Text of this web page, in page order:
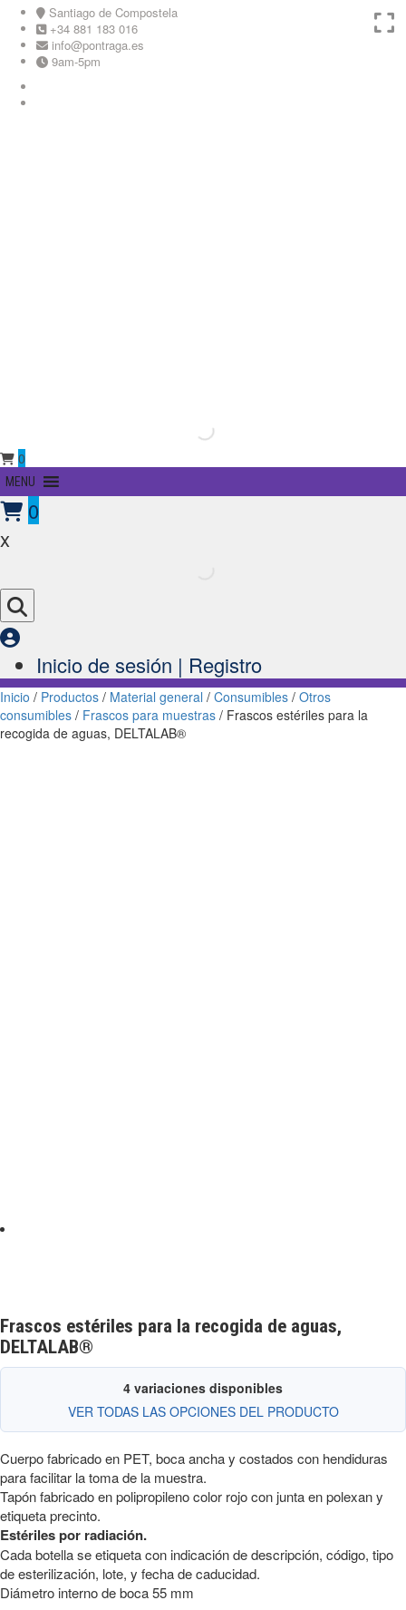
Skip
content
Santiago de Compostela
+34 881 183 016
info@pontraga.es
9am-5pm
0
Primary
Menu
MENU
0
x
Inicio de sesión | Registro
Inicio / Productos / Material general / Consumibles / Otros
consumibles / Frascos para muestras / Frascos estériles para la
recogida de aguas, DELTALAB®
Frascos estériles para la recogida de aguas,
DELTALAB®
4 variaciones disponibles
VER TODAS LAS OPCIONES DEL PRODUCTO
Cuerpo fabricado en PET, boca ancha y costados con hendiduras
para facilitar la toma de la muestra.
Tapón fabricado en polipropileno color rojo con junta en polexan y
etiqueta precinto.
Estériles por radiación.
Cada botella se etiqueta con indicación de descripción, código, tipo
de esterilización, lote, y fecha de caducidad.
Diámetro interno de boca 55 mm